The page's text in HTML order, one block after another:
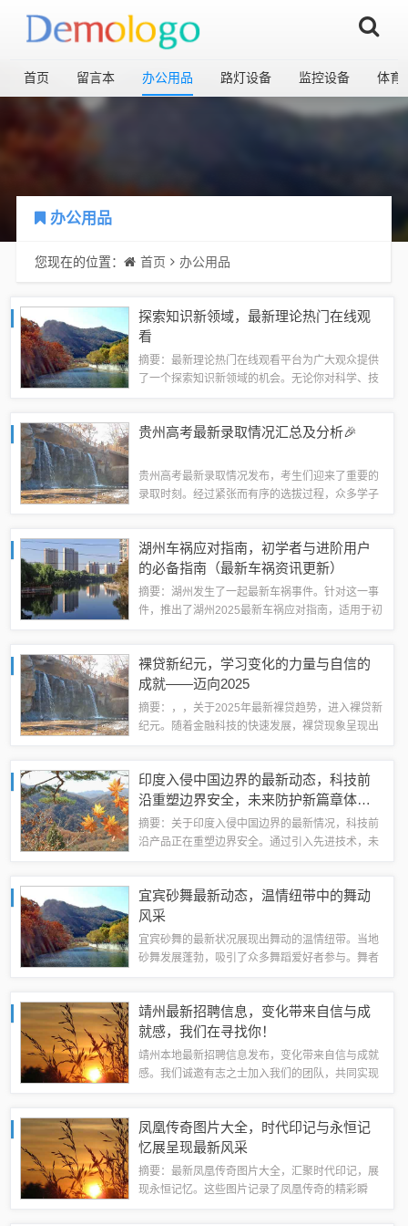
首页 留言本 办公用品 路灯设备 监控设备 体育
办公用品
您现在的位置： 首页 办公用品
探索知识新领域，最新理论热门在线观
看
摘要：最新理论热门在线观看平台为广大观众提供
了一个探索知识新领域的机会。无论你对科学、技
取前沿知识，开拓视野，激发思考。前言：身...
贵州高考最新录取情况汇总及分析🎉
贵州高考最新录取情况发布，考生们迎来了重要的
录取时刻。经过紧张而有序的选拔过程，众多学子
续发展和进步。📌关于录取人数与分数线今年...
湖州车祸应对指南，初学者与进阶用户
的必备指南（最新车祸资讯更新）
摘要：湖州发生了一起最新车祸事件。针对这一事
件，推出了湖州2025最新车祸应对指南，适用于初
地应对，保障自身安全。应对车祸的步骤...
裸贷新纪元，学习变化的力量与自信的
成就——迈向2025
摘要：，，关于2025年最新裸贷趋势，进入裸贷新
纪元。随着金融科技的快速发展，裸贷现象呈现出
提升自身能力，裸贷市场也在逐步规范发...
印度入侵中国边界的最新动态，科技前
沿重塑边界安全，未来防护新篇章体验
报告
摘要：关于印度入侵中国边界的最新情况，科技前
沿产品正在重塑边界安全。通过引入先进技术，未
来新的解决方案。产品概述这款高科技产品是...
宜宾砂舞最新动态，温情纽带中的舞动
风采
宜宾砂舞的最新状况展现出舞动的温情纽带。当地
砂舞发展蓬勃，吸引了众多舞蹈爱好者参与。舞者
流、放松和享受生活的平台。宜宾砂舞的持续...
靖州最新招聘信息，变化带来自信与成
就感，我们在寻找你！
靖州本地最新招聘信息发布，变化带来自信与成就
感。我们诚邀有志之士加入我们的团队，共同实现
一同创造美好未来！你们是否已经准备好迎接...
凤凰传奇图片大全，时代印记与永恒记
忆展呈现最新风采
摘要：最新凤凰传奇图片大全，汇聚时代印记，展
现永恒记忆。这些图片记录了凤凰传奇的精彩瞬